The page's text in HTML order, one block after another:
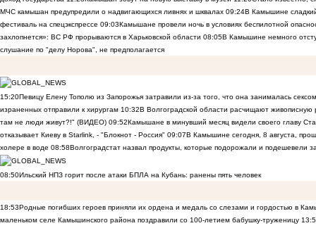
МЧС камышан предупредили о надвигающихся ливнях и шквалах 09:24В Камышине
фестиваль на спецэкспрессе 09:03Камышане провели ночь в условиях беспилотной
захлопнется»: ВС РФ прорываются в Харьковской области 08:05В Камышине немного
слушание по "делу Норова", не предполагается
15:20Певицу Елену Тополю из Запорожья затравили из-за того, что она занималась
израненных отправили к хирургам 10:32В Волгоградской области расчищают
там не люди живут?!" (ВИДЕО) 09:52Камышане в минувший месяц видели своего главу
отказывает Киеву в Starlink, - "Блокнот - Россия" 09:07В Камышине сегодня, 8 августа,
холере в воде 08:58Волгоградстат назвал продукты, которые подорожали и подешевели
08:50Ильский НПЗ горит после атаки БПЛА на Кубань: ранены пять человек
18:53Родные погибших героев приняли их ордена и медаль со слезами и гордостью в
маленьком селе Камышинского района поздравили со 100-летием бабушку-труженицу